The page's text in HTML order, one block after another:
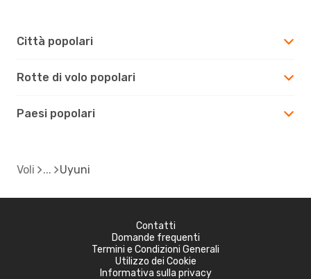
Città popolari
Rotte di volo popolari
Paesi popolari
Voli Uyuni
Contatti
Domande frequenti
Termini e Condizioni Generali
Utilizzo dei Cookie
Informativa sulla privacy